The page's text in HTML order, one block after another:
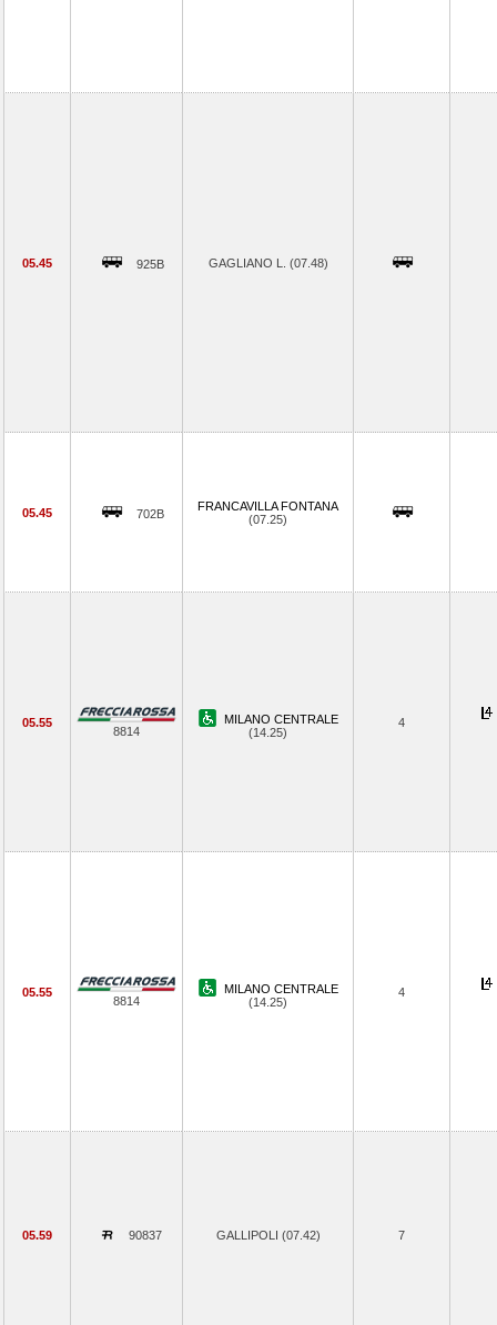
05.45 925B GAGLIANO L. (07.48)
05.45 702B
FRANCAVILLA FONTANA
(07.25)
05.55
8814
MILANO CENTRALE
(14.25)
4
05.55
8814
MILANO CENTRALE
(14.25)
4
05.59 90837 GALLIPOLI (07.42) 7